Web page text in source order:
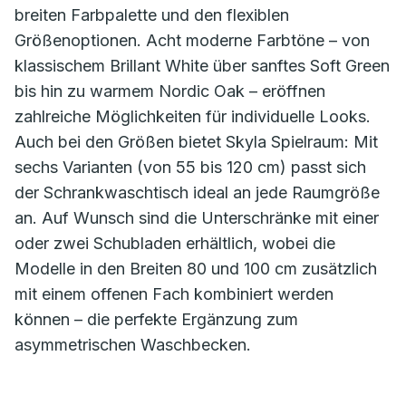
breiten Farbpalette und den flexiblen
Größenoptionen. Acht moderne Farbtöne – von
klassischem Brillant White über sanftes Soft Green
bis hin zu warmem Nordic Oak – eröffnen
zahlreiche Möglichkeiten für individuelle Looks.
Auch bei den Größen bietet Skyla Spielraum: Mit
sechs Varianten (von 55 bis 120 cm) passt sich
der Schrankwaschtisch ideal an jede Raumgröße
an. Auf Wunsch sind die Unterschränke mit einer
oder zwei Schubladen erhältlich, wobei die
Modelle in den Breiten 80 und 100 cm zusätzlich
mit einem offenen Fach kombiniert werden
können – die perfekte Ergänzung zum
asymmetrischen Waschbecken.